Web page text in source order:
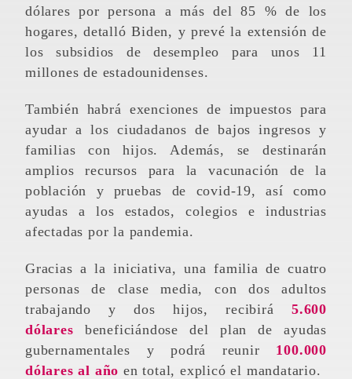
dólares por persona a más del 85 % de los
hogares, detalló Biden, y prevé la extensión de
los subsidios de desempleo para unos 11
millones de estadounidenses.
También habrá exenciones de impuestos para
ayudar a los ciudadanos de bajos ingresos y
familias con hijos. Además, se destinarán
amplios recursos para la vacunación de la
población y pruebas de covid-19, así como
ayudas a los estados, colegios e industrias
afectadas por la pandemia.
Gracias a la iniciativa, una familia de cuatro
personas de clase media, con dos adultos
trabajando y dos hijos, recibirá 5.600
dólares beneficiándose del plan de ayudas
gubernamentales y podrá reunir 100.000
dólares al año en total, explicó el mandatario.